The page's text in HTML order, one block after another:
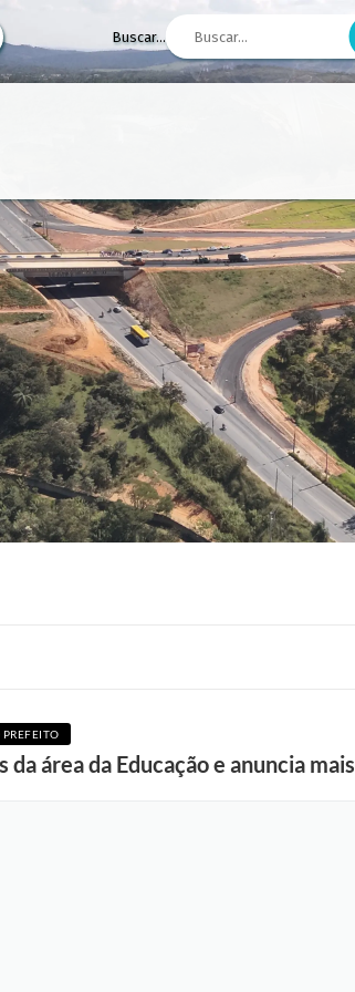
Buscar...
área da Educação e anuncia